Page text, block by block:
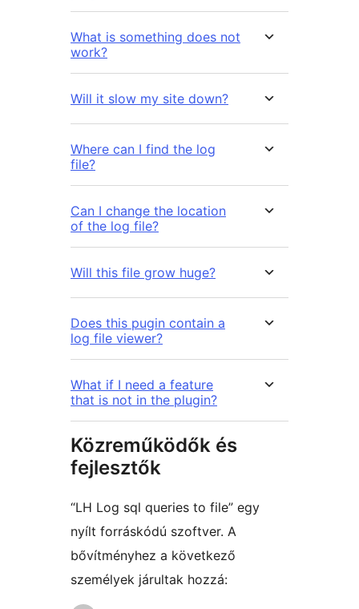
What is something does not
work?
Will it slow my site down?
Where can I find the log
file?
Can I change the location
of the log file?
Will this file grow huge?
Does this pugin contain a
log file viewer?
What if I need a feature
that is not in the plugin?
Közreműködők és
fejlesztők
“LH Log sql queries to file” egy
nyílt forráskódú szoftver. A
bővítményhez a következő
személyek járultak hozzá: